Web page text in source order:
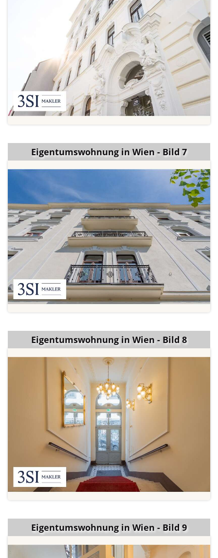
Eigentumswohnung in Wien - Bild 7
Eigentumswohnung in Wien - Bild 8
Eigentumswohnung in Wien - Bild 9